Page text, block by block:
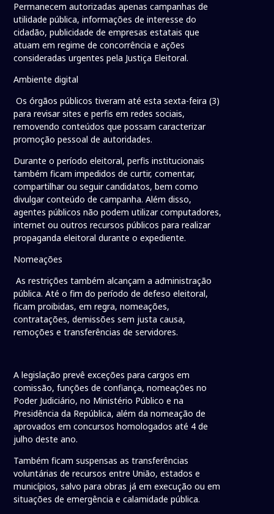
Permanecem autorizadas apenas campanhas de
utilidade pública, informações de interesse do
cidadão, publicidade de empresas estatais que
atuam em regime de concorrência e ações
consideradas urgentes pela Justiça Eleitoral.
Ambiente digital
Os órgãos públicos tiveram até esta sexta-feira (3)
para revisar sites e perfis em redes sociais,
removendo conteúdos que possam caracterizar
promoção pessoal de autoridades.
Durante o período eleitoral, perfis institucionais
também ficam impedidos de curtir, comentar,
compartilhar ou seguir candidatos, bem como
divulgar conteúdo de campanha. Além disso,
agentes públicos não podem utilizar computadores,
internet ou outros recursos públicos para realizar
propaganda eleitoral durante o expediente.
Nomeações
As restrições também alcançam a administração
pública. Até o fim do período de defeso eleitoral,
ficam proibidas, em regra, nomeações,
contratações, demissões sem justa causa,
remoções e transferências de servidores.
A legislação prevê exceções para cargos em
comissão, funções de confiança, nomeações no
Poder Judiciário, no Ministério Público e na
Presidência da República, além da nomeação de
aprovados em concursos homologados até 4 de
julho deste ano.
Também ficam suspensas as transferências
voluntárias de recursos entre União, estados e
municípios, salvo para obras já em execução ou em
situações de emergência e calamidade pública.